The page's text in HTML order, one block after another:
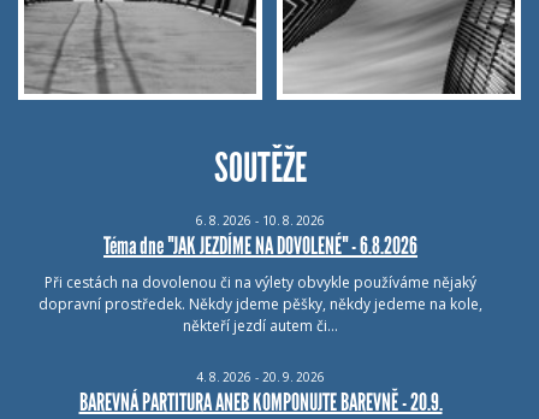
SOUTĚŽE
6. 8. 2026 - 10. 8. 2026
Téma dne "JAK JEZDÍME NA DOVOLENÉ" - 6.8.2026
Při cestách na dovolenou či na výlety obvykle používáme nějaký
dopravní prostředek. Někdy jdeme pěšky, někdy jedeme na kole,
někteří jezdí autem či…
4. 8. 2026 - 20. 9. 2026
BAREVNÁ PARTITURA ANEB KOMPONUJTE BAREVNĚ - 20.9.